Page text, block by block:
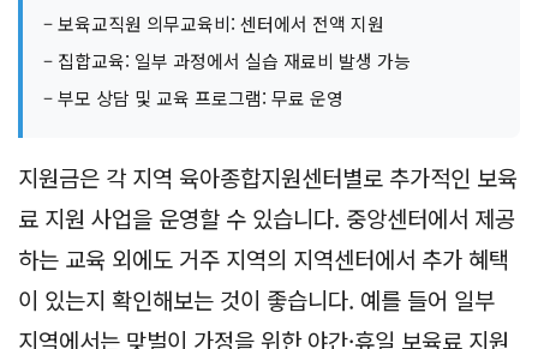
– 보육교직원 의무교육비: 센터에서 전액 지원
– 집합교육: 일부 과정에서 실습 재료비 발생 가능
– 부모 상담 및 교육 프로그램: 무료 운영
지원금은 각 지역 육아종합지원센터별로 추가적인 보육
료 지원 사업을 운영할 수 있습니다. 중앙센터에서 제공
하는 교육 외에도 거주 지역의 지역센터에서 추가 혜택
이 있는지 확인해보는 것이 좋습니다. 예를 들어 일부
지역에서는 맞벌이 가정을 위한 야간·휴일 보육료 지원